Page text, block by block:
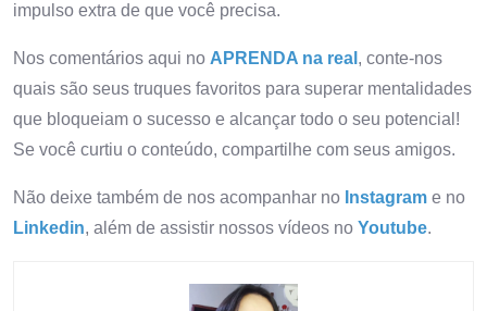
impulso extra de que você precisa.
Nos comentários aqui no APRENDA na real , conte-nos
quais são seus truques favoritos para superar mentalidades
que bloqueiam o sucesso e alcançar todo o seu potencial!
Se você curtiu o conteúdo, compartilhe com seus amigos.
Não deixe também de nos acompanhar no Instagram e no
Linkedin, além de assistir nossos vídeos no Youtube.